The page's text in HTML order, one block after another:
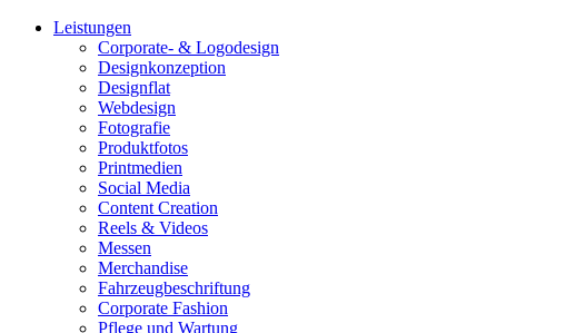
Leistungen
Corporate- & Logodesign
Designkonzeption
Designflat
Webdesign
Fotografie
Produktfotos
Printmedien
Social Media
Content Creation
Reels & Videos
Messen
Merchandise
Fahrzeugbeschriftung
Corporate Fashion
Pflege und Wartung